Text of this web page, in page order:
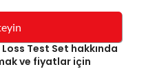
Test Set hakkında
ve fiyatlar için